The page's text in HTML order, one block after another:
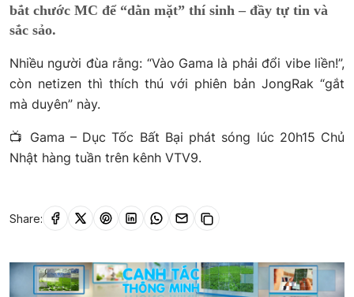
bắt chước MC để “dằn mặt” thí sinh – đầy tự tin và
sắc sảo.
Nhiều người đùa rằng: “Vào Gama là phải đổi vibe liền!”,
còn netizen thì thích thú với phiên bản JongRak “gắt
mà duyên” này.
📺 Gama – Dục Tốc Bất Bại phát sóng lúc 20h15 Chủ
Nhật hàng tuần trên kênh VTV9.
Share: